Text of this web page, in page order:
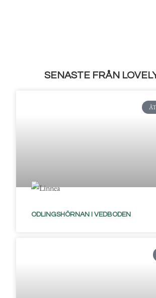
SENASTE FRÅN
ODLINGSHÖRNAN I VEDBODEN